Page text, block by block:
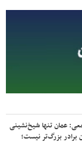
عمان تنها شیخ‌نشینی
برادر بزرگ‌تر نیست؛